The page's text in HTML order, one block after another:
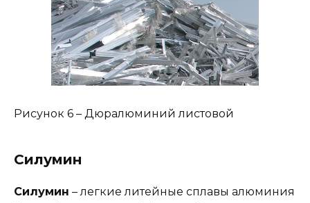
Рисунок 6 – Дюралюминий листовой
Силумин
Силумин – легкие литейные сплавы алюминия